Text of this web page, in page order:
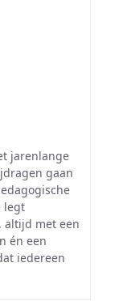
jarenlange
gaan
legt
altijd met een
én een
iedereen